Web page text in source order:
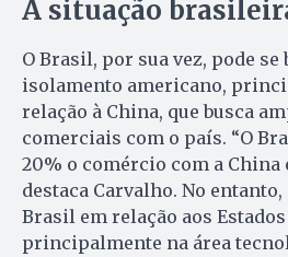
A situação
O Brasil, por sua vez, pode
isolamento americano,
relação à China, que busca
comerciais com o país. “O
20% o comércio com a China
destaca Carvalho. No
Brasil em relação aos
principalmente na área